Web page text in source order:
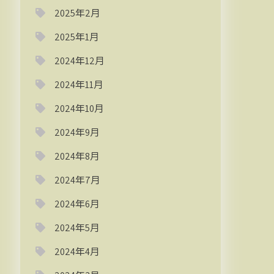
2025年2月
2025年1月
2024年12月
2024年11月
2024年10月
2024年9月
2024年8月
2024年7月
2024年6月
2024年5月
2024年4月